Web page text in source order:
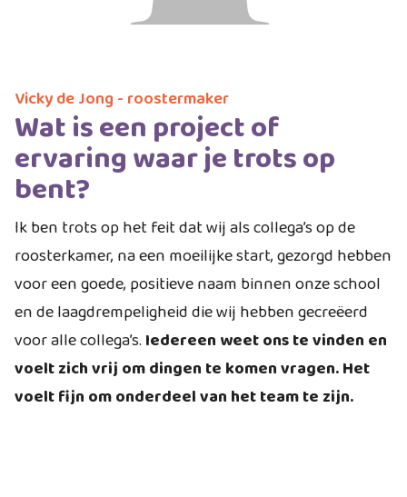
Vicky de Jong - roostermaker
Wat is een project of
ervaring waar je trots op
bent?
Ik ben trots op het feit dat wij als collega’s op de
roosterkamer, na een moeilijke start, gezorgd hebben
voor een goede, positieve naam binnen onze school
en de laagdrempeligheid die wij hebben gecreëerd
voor alle collega’s. Iedereen weet ons te vinden en
voelt zich vrij om dingen te komen vragen. Het
voelt fijn om onderdeel van het team te zijn.